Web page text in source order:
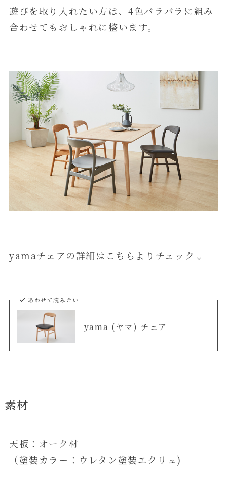
遊びを取り入れたい方は、4色バラバラに組み
合わせてもおしゃれに整います。
yamaチェアの詳細はこちらよりチェック↓
あわせて読みたい
yama (ヤマ) チェア
素材
天板：オーク材
（塗装カラー：ウレタン塗装エクリュ)